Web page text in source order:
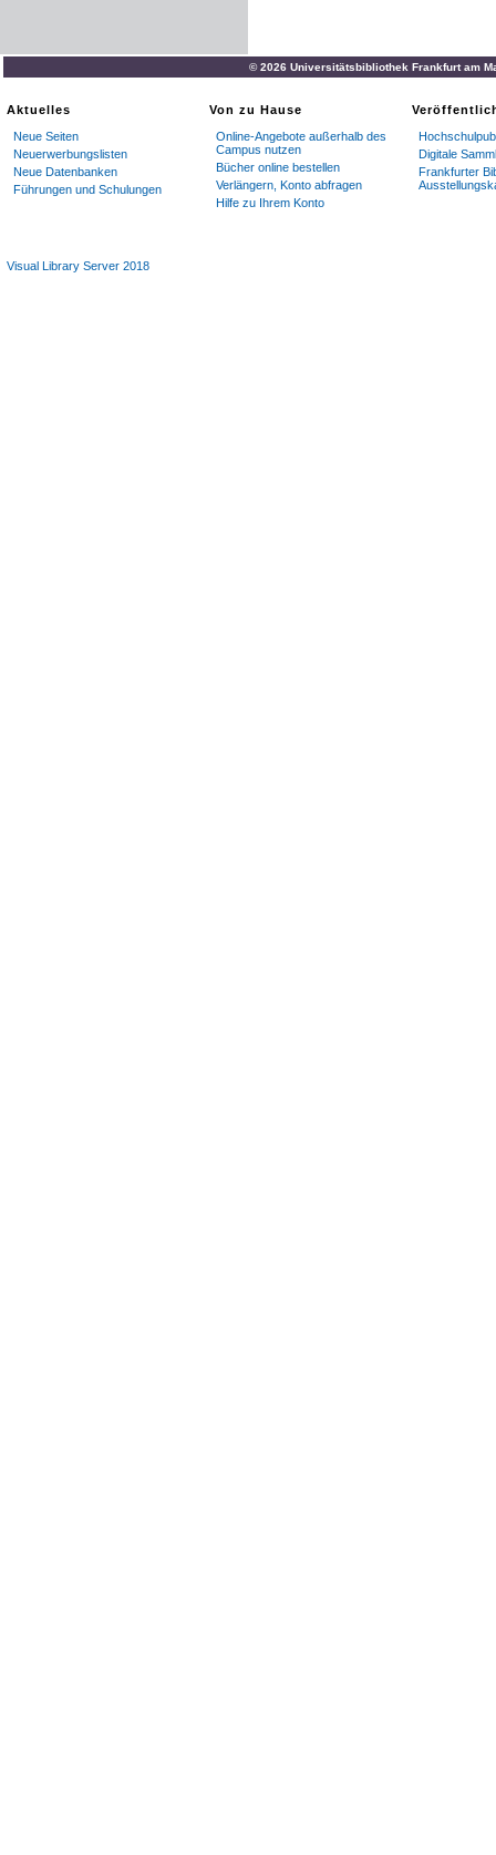
© 2026 Universitätsbibliothek Frankfurt am
Aktuelles
Neue Seiten
Neuerwerbungslisten
Neue Datenbanken
Führungen und Schulungen
Von zu Hause
Online-Angebote außerhalb des
Campus nutzen
Bücher online bestellen
Verlängern, Konto abfragen
Hilfe zu Ihrem Konto
Digitale
Frankfurter
Visual Library Server 2018